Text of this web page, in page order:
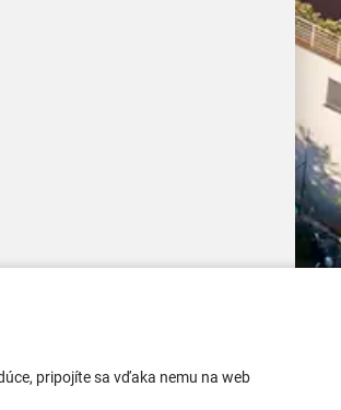
pripojíte sa vďaka nemu na web